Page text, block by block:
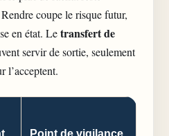
coupe le risque futur,
en état. Letransfert de
servir de sortie, seulement
l’acceptent.
Point de vigilance